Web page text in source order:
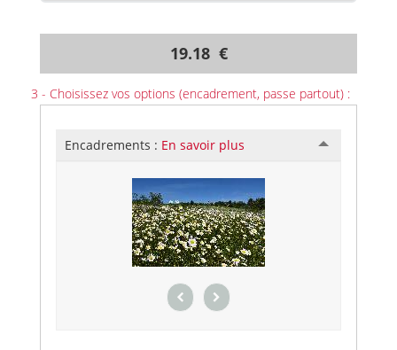
19.18 €
3 - Choisissez vos options (encadrement, passe partout) :
Encadrements : En savoir plus